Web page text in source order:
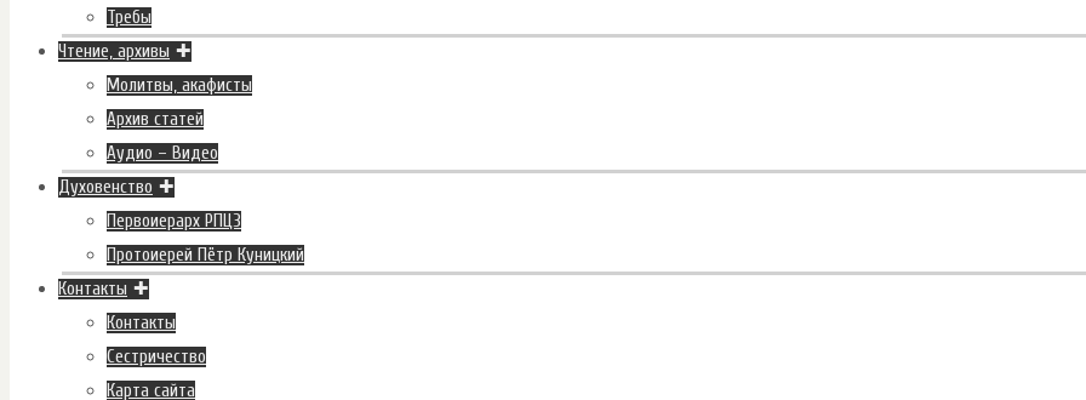
Требы
Чтение, архивы
Молитвы, акафисты
Архив статей
Аудио – Видео
Духовенство
Первоиерарх РПЦЗ
Протоиерей Пётр Куницкий
Контакты
Контакты
Сестричество
Карта сайта